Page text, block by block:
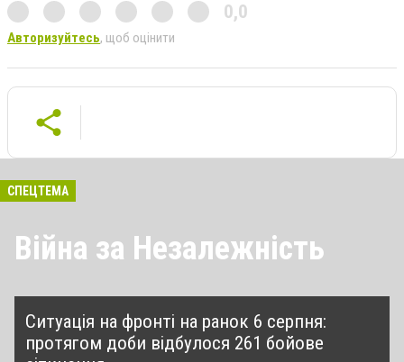
0,0
Авторизуйтесь, щоб оцінити
СПЕЦТЕМА
Війна за Незалежність
Ситуація на фронті на ранок 6 серпня:
протягом доби відбулося 261 бойове